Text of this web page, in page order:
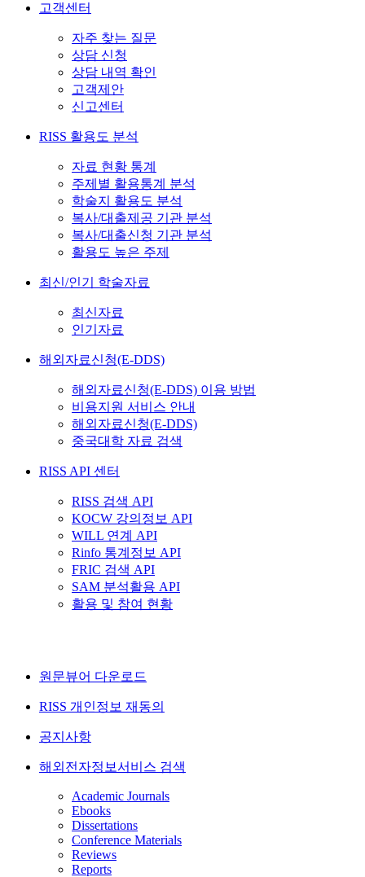
고객센터
자주 찾는 질문
상담 신청
상담 내역 확인
고객제안
신고센터
RISS 활용도 분석
자료 현황 통계
주제별 활용통계 분석
학술지 활용도 분석
복사/대출제공 기관 분석
복사/대출신청 기관 분석
활용도 높은 주제
최신/인기 학술자료
최신자료
인기자료
해외자료신청(E-DDS)
해외자료신청(E-DDS) 이용 방법
비용지원 서비스 안내
해외자료신청(E-DDS)
중국대학 자료 검색
RISS API 센터
RISS 검색 API
KOCW 강의정보 API
WILL 연계 API
Rinfo 통계정보 API
FRIC 검색 API
SAM 분석활용 API
활용 및 참여 현황
원문뷰어 다운로드
RISS 개인정보 재동의
공지사항
해외전자정보서비스 검색
Academic Journals
Ebooks
Dissertations
Conference Materials
Reviews
Reports